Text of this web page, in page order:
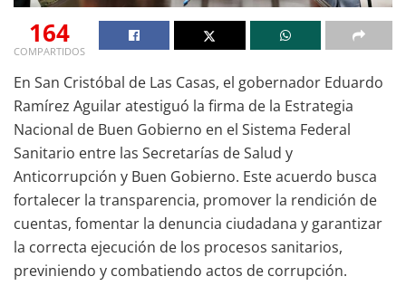
164
COMPARTIDOS
En San Cristóbal de Las Casas, el gobernador Eduardo
Ramírez Aguilar atestiguó la firma de la Estrategia
Nacional de Buen Gobierno en el Sistema Federal
Sanitario entre las Secretarías de Salud y
Anticorrupción y Buen Gobierno. Este acuerdo busca
fortalecer la transparencia, promover la rendición de
cuentas, fomentar la denuncia ciudadana y garantizar
la correcta ejecución de los procesos sanitarios,
previniendo y combatiendo actos de corrupción.